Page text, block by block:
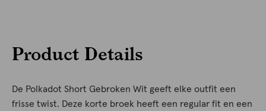
Product Details
De Polkadot Short Gebroken Wit geeft elke outfit een
frisse twist. Deze korte broek heeft een regular fit en een